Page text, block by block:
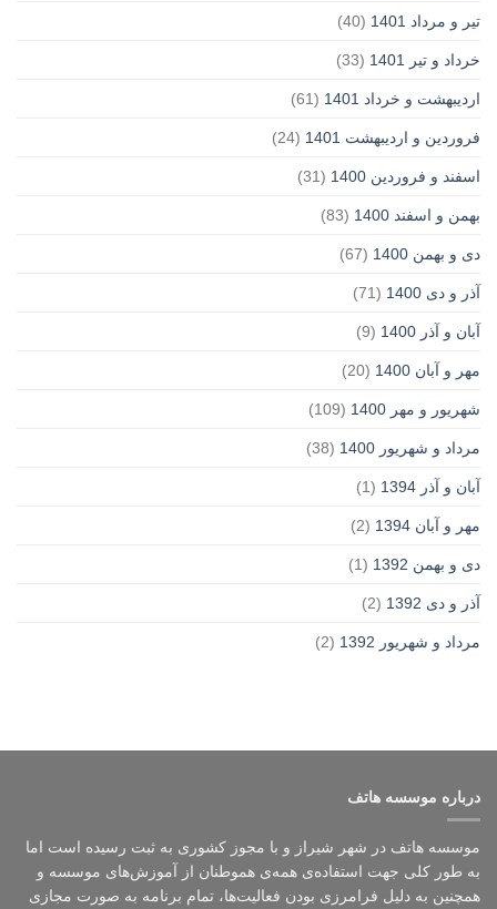
تیر و مرداد 1401 (40)
خرداد و تیر 1401 (33)
اردیبهشت و خرداد 1401 (61)
فروردین و اردیبهشت 1401 (24)
اسفند و فروردین 1400 (31)
بهمن و اسفند 1400 (83)
دی و بهمن 1400 (67)
آذر و دی 1400 (71)
آبان و آذر 1400 (9)
مهر و آبان 1400 (20)
شهریور و مهر 1400 (109)
مرداد و شهریور 1400 (38)
آبان و آذر 1394 (1)
مهر و آبان 1394 (2)
دی و بهمن 1392 (1)
آذر و دی 1392 (2)
مرداد و شهریور 1392 (2)
درباره موسسه هاتف
موسسه هاتف در شهر شیراز و با مجوز کشوری به ثبت رسیده است اما
به طور کلی جهت استفاده‌ی همه‌ی هموطنان از آموزش‌های موسسه و
همچنین به دلیل فرامرزی بودن فعالیت‌ها، تمام برنامه به صورت مجازی